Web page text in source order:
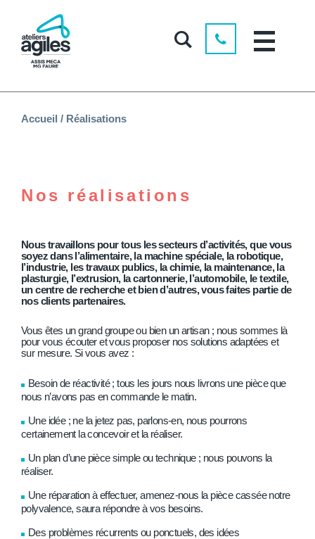
Accueil / Réalisations
Nos réalisations
Nous travaillons pour tous les secteurs d’activités, que vous
soyez dans l’alimentaire, la machine spéciale, la robotique,
l’industrie, les travaux publics, la chimie, la maintenance, la
plasturgie, l’extrusion, la cartonnerie, l’automobile, le textile,
un centre de recherche et bien d’autres, vous faites partie de
nos clients partenaires.
Vous êtes un grand groupe ou bien un artisan ; nous sommes là
pour vous écouter et vous proposer nos solutions adaptées et
sur mesure. Si vous avez :
Besoin de réactivité ; tous les jours nous livrons une pièce que
nous n’avons pas en commande le matin.
Une idée ; ne la jetez pas, parlons-en, nous pourrons
certainement la concevoir et la réaliser.
Un plan d’une pièce simple ou technique ; nous pouvons la
réaliser.
Une réparation à effectuer, amenez-nous la pièce cassée notre
polyvalence, saura répondre à vos besoins.
Des problèmes récurrents ou ponctuels, des idées